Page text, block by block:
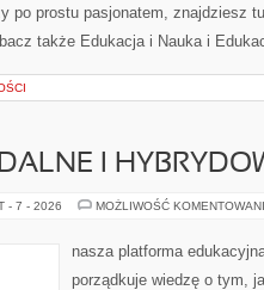
po prostu pasjonatem, znajdziesz
także Edukacja i Nauka i
I
- 7 - 2026 MOŻLIWOŚĆ
nasza platforma
porządkuje wiedzę o tym,